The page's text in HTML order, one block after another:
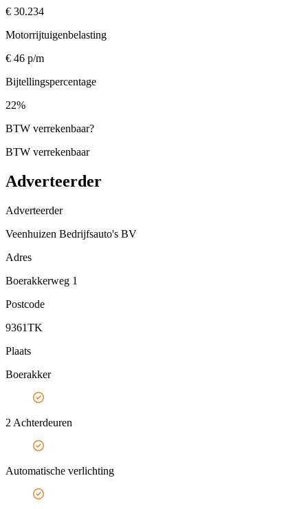
€ 30.234
Motorrijtuigenbelasting
€ 46 p/m
Bijtellingspercentage
22%
BTW verrekenbaar?
BTW verrekenbaar
Adverteerder
Adverteerder
Veenhuizen Bedrijfsauto's BV
Adres
Boerakkerweg 1
Postcode
9361TK
Plaats
Boerakker
2 Achterdeuren
Automatische verlichting